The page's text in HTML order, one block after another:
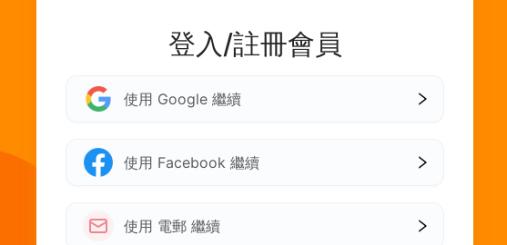
登入/註冊會員
使用 Google 繼續
使用 Facebook 繼續
使用 電郵 繼續